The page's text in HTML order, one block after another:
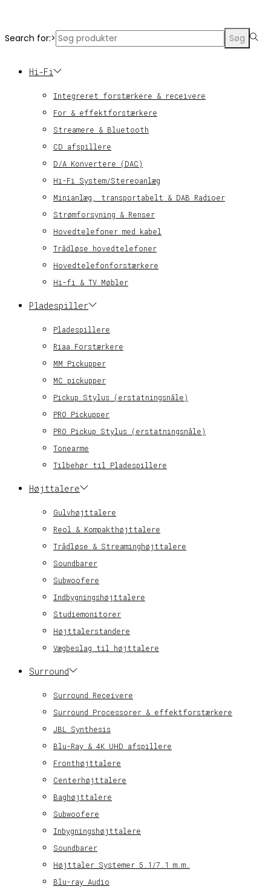
Search for:> Søg
Hi-Fi
Integreret forstærkere & receivere
For & effektforstærkere
Streamere & Bluetooth
CD afspillere
D/A Konvertere (DAC)
Hi-Fi System/Stereoanlæg
Minianlæg, transportabelt & DAB Radioer
Strømforsyning & Renser
Hovedtelefoner med kabel
Trådløse hovedtelefoner
Hovedtelefonforstærkere
Hi-fi & TV Møbler
Pladespiller
Pladespillere
Riaa Forstærkere
MM Pickupper
MC pickupper
Pickup Stylus (erstatningsnåle)
PRO Pickupper
PRO Pickup Stylus (erstatningsnåle)
Tonearme
Tilbehør til Pladespillere
Højttalere
Gulvhøjttalere
Reol & Kompakthøjttalere
Trådløse & Streaminghøjttalere
Soundbarer
Subwoofere
Indbygningshøjttalere
Studiemonitorer
Højttalerstandere
Vægbeslag til højttalere
Surround
Surround Receivere
Surround Processorer & effektforstærkere
JBL Synthesis
Blu-Ray & 4K UHD afspillere
Fronthøjttalere
Centerhøjttalere
Baghøjttalere
Subwoofere
Inbygningshøjttalere
Soundbarer
Højttaler Systemer 5.1/7.1 m.m.
Blu-ray Audio